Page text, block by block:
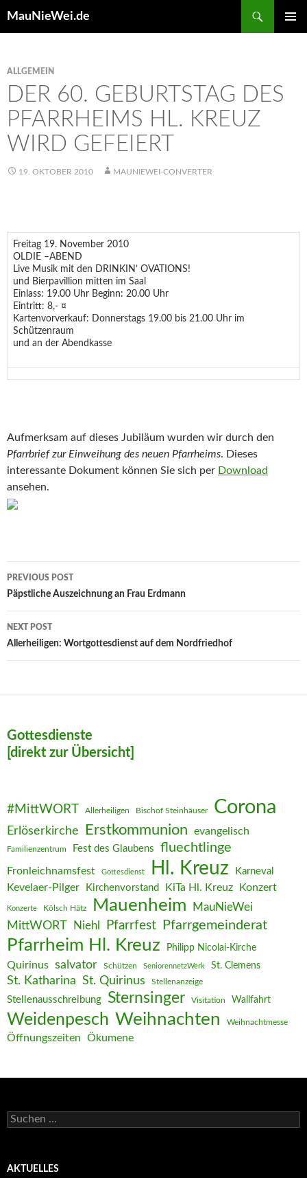
MauNieWei.de
ALLGEMEIN
DER 60. GEBURTSTAG DES
PFARRHEIMS HL. KREUZ
WIRD GEFEIERT
19. OKTOBER 2010 MAUNIEWEI-CONVERTER
Freitag 19. November 2010
OLDIE –ABEND
Live Musik mit den DRINKIN’ OVATIONS!
und Bierpavillion mitten im Saal
Einlass: 19.00 Uhr Beginn: 20.00 Uhr
Eintritt: 8,- ¤
Kartenvorverkauf: Donnerstags 19.00 bis 21.00 Uhr im
Schützenraum
und an der Abendkasse
Aufmerksam auf dieses Jubiläum wurden wir durch den
Pfarrbrief zur Einweihung des neuen Pfarrheims. Dieses
interessante Dokument können Sie sich per Download
ansehen.
Post
navigation
PREVIOUS POST
Päpstliche Auszeichnung an Frau Erdmann
NEXT POST
Allerheiligen: Wortgottesdienst auf dem Nordfriedhof
Gottesdienste
[direkt zur Übersicht]
#MittWORT Allerheiligen Bischof Steinhäuser Corona
Erlöserkirche Erstkommunion evangelisch
Familienzentrum Fest des Glaubens fluechtlinge
Fronleichnamsfest Gottesdienst Hl. Kreuz Karneval
Kevelaer-Pilger Kirchenvorstand KiTa Hl. Kreuz Konzert
Konzerte Kölsch Hätz Mauenheim MauNieWei
MittWORT Niehl Pfarrfest Pfarrgemeinderat
Pfarrheim Hl. Kreuz Philipp Nicolai-Kirche
Quirinus salvator Schützen SeniorennetzWerk St. Clemens
St. Katharina St. Quirinus Stellenanzeige
Stellenausschreibung Sternsinger Visitation Wallfahrt
Weidenpesch Weihnachten Weihnachtmesse
Öffnungszeiten Ökumene
Suchen
nach:
AKTUELLES